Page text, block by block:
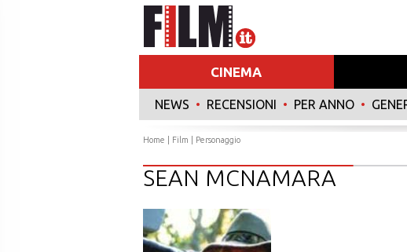
CINEMA
NEWS • RECENSIONI • PER ANNO •
Home Film | Personaggio
SEAN MCNAMARA